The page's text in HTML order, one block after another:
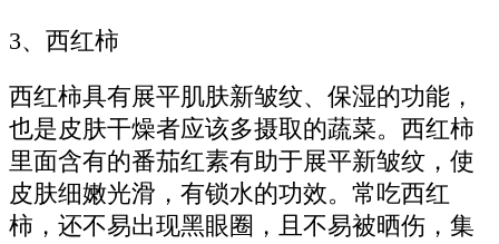
3、西红柿
西红柿具有展平肌肤新皱纹、保湿的功能，
也是皮肤干燥者应该多摄取的蔬菜。西红柿
里面含有的番茄红素有助于展平新皱纹，使
皮肤细嫩光滑，有锁水的功效。常吃西红
柿，还不易出现黑眼圈，且不易被晒伤，集